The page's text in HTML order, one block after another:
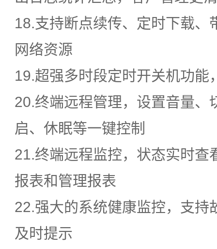
18.支持断点续传、定时下载、
网络资源
19.超强多时段定时开关机功能
20.终端远程管理，设置音量、
启、休眠等一键控制
21.终端远程监控，状态实时查
报表和管理报表
22.强大的系统健康监控，支持
及时提示